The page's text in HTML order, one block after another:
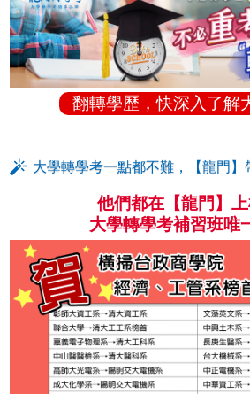
翻轉學歷，快深入了解
大學轉學考一點都不難，【龍門】
他們都在【龍門】
大學轉學考補習班唯